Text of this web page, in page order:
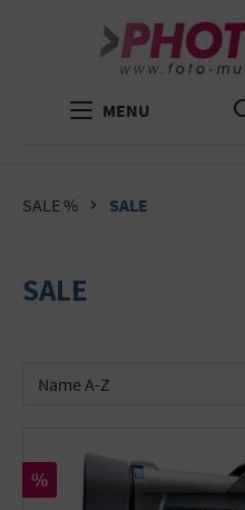
MENU
SALE % SALE
SALE
Rabatt
%